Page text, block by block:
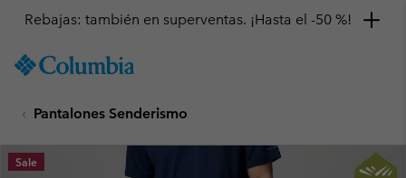
TO
SKIP
MAIN
NAV
Rebajas: también en superventas. ¡Hasta el -50 %!
Pantalones Senderismo
Sale